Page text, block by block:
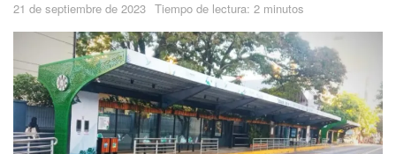
21 de septiembre de 2023 Tiempo de lectura: 2 minutos